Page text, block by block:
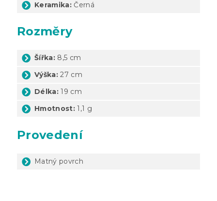
Keramika: Černá
Rozměry
Šířka: 8,5 cm
Výška:27 cm
Délka: 19 cm
Hmotnost:1,1 g
Provedení
Matný povrch